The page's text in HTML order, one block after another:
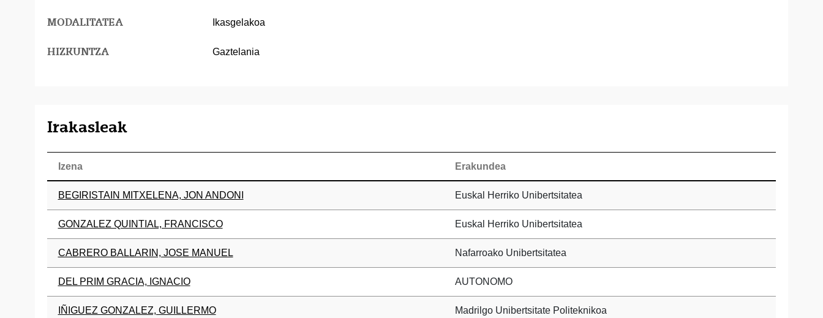
MODALITATEA Ikasgelakoa
HIZKUNTZA Gaztelania
Irakasleak
Izena Erakundea
BEGIRISTAIN MITXELENA, JON ANDONI Euskal Herriko Unibertsitatea
GONZALEZ QUINTIAL, FRANCISCO Euskal Herriko Unibertsitatea
CABRERO BALLARIN, JOSE MANUEL Nafarroako Unibertsitatea
DEL PRIM GRACIA, IGNACIO AUTONOMO
IÑIGUEZ GONZALEZ, GUILLERMO Madrilgo Unibertsitate Politeknikoa